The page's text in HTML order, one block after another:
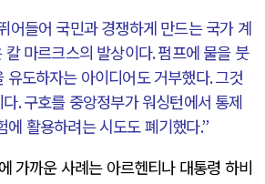
어들어 국민과 경쟁하게 만드는 국가 계
칼 마르크스의 발상이다.펌프에 물을 붓
유도하자는 아이디어도 거부했다.그것
다.구호를 중앙정부가 워싱턴에서 통제
에 활용하려는 시도도 폐기했다.”
에 가까운 사례는 아르헨티나 대통령 하비